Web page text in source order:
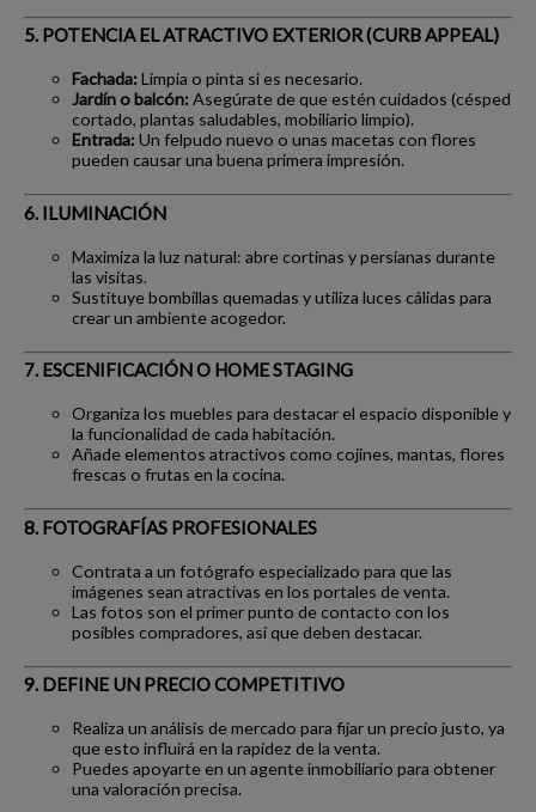
5. POTENCIA EL ATRACTIVO EXTERIOR (CURB APPEAL)
Fachada: Limpia o pinta si es necesario.
Jardín o balcón: Asegúrate de que estén cuidados (césped
cortado, plantas saludables, mobiliario limpio).
Entrada: Un felpudo nuevo o unas macetas con flores
pueden causar una buena primera impresión.
6. ILUMINACIÓN
Maximiza la luz natural: abre cortinas y persianas durante
las visitas.
Sustituye bombillas quemadas y utiliza luces cálidas para
crear un ambiente acogedor.
7. ESCENIFICACIÓN O HOME STAGING
Organiza los muebles para destacar el espacio disponible y
la funcionalidad de cada habitación.
Añade elementos atractivos como cojines, mantas, flores
frescas o frutas en la cocina.
8. FOTOGRAFÍAS PROFESIONALES
Contrata a un fotógrafo especializado para que las
imágenes sean atractivas en los portales de venta.
Las fotos son el primer punto de contacto con los
posibles compradores, así que deben destacar.
9. DEFINE UN PRECIO COMPETITIVO
Realiza un análisis de mercado para fijar un precio justo, ya
que esto influirá en la rapidez de la venta.
Puedes apoyarte en un agente inmobiliario para obtener
una valoración precisa.